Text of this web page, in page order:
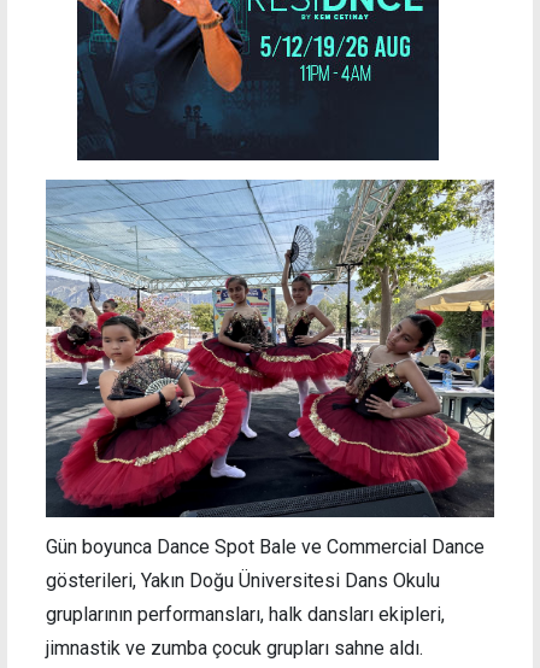
Gün boyunca Dance Spot Bale ve Commercial Dance
gösterileri, Yakın Doğu Üniversitesi Dans Okulu
gruplarının performansları, halk dansları ekipleri,
jimnastik ve zumba çocuk grupları sahne aldı.